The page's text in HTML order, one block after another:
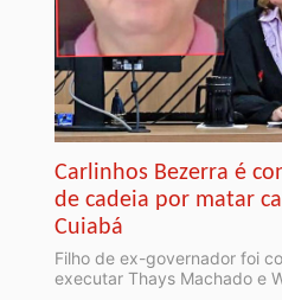
Carlinhos Bezerra é
de cadeia por matar
Cuiabá
Filho de ex-governador foi
executar Thays Machado e